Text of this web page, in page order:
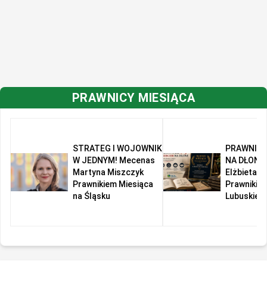
PRAWNICY MIESIĄCA
STRATEG I WOJOWNIK
W JEDNYM! Mecenas
Martyna Miszczyk
Prawnikiem Miesiąca
na Śląsku
PRAWNIK
NA
Elżbieta
Lubuskiem